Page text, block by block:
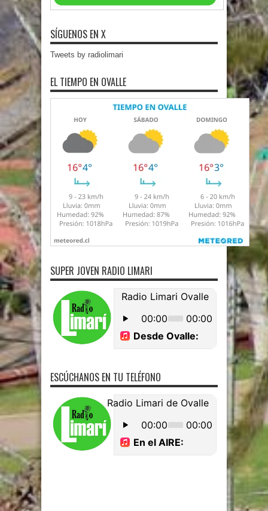
SÍGUENOS EN X
Tweets by radiolimari
EL TIEMPO EN OVALLE
SUPER JOVEN RADIO LIMARI
ESCÚCHANOS EN TU TELÉFONO